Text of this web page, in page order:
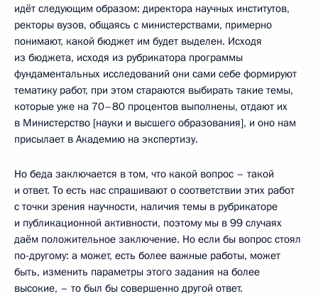
идёт следующим образом: директора научных институтов,
ректоры вузов, общаясь с министерствами, примерно
понимают, какой бюджет им будет выделен. Исходя
из бюджета, исходя из рубрикатора программы
фундаментальных исследований они сами себе формируют
тематику работ, при этом стараются выбирать такие темы,
которые уже на 70–80 процентов выполнены, отдают их
в Министерство [науки и высшего образования], и оно нам
присылает в Академию на экспертизу.
Но беда заключается в том, что какой вопрос – такой
и ответ. То есть нас спрашивают о соответствии этих работ
с точки зрения научности, наличия темы в рубрикаторе
и публикационной активности, поэтому мы в 99 случаях
даём положительное заключение. Но если бы вопрос стоял
по-другому: а может, есть более важные работы, может
быть, изменить параметры этого задания на более
высокие, – то был бы совершенно другой ответ.